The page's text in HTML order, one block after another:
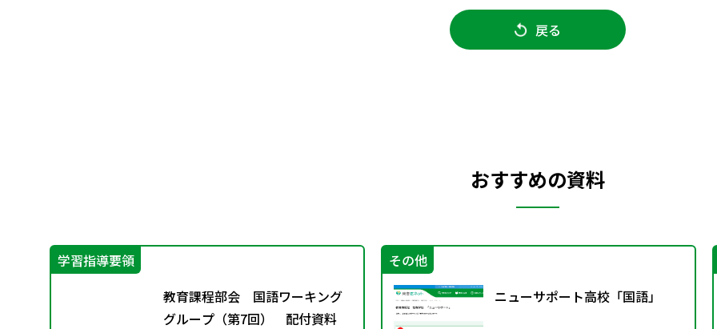
戻る
おすすめの資料
学習指導要領
教育課程部会 国語ワーキング
グループ（第7回） 配付資料
その他
ニューサポート高校「国語」